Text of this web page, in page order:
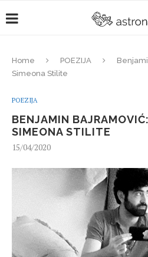
Home POEZIJA
Simeona Stilite
POEZIJA
BENJAMIN
SIMEONA STILITE
15/04/2020